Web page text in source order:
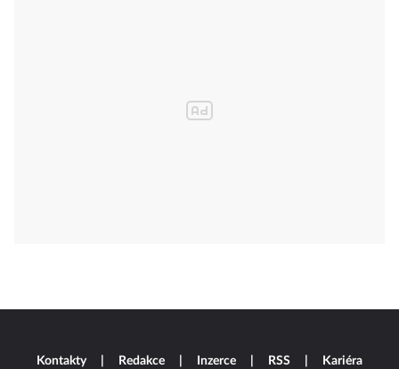
Kontakty Redakce Inzerce RSS Kariéra